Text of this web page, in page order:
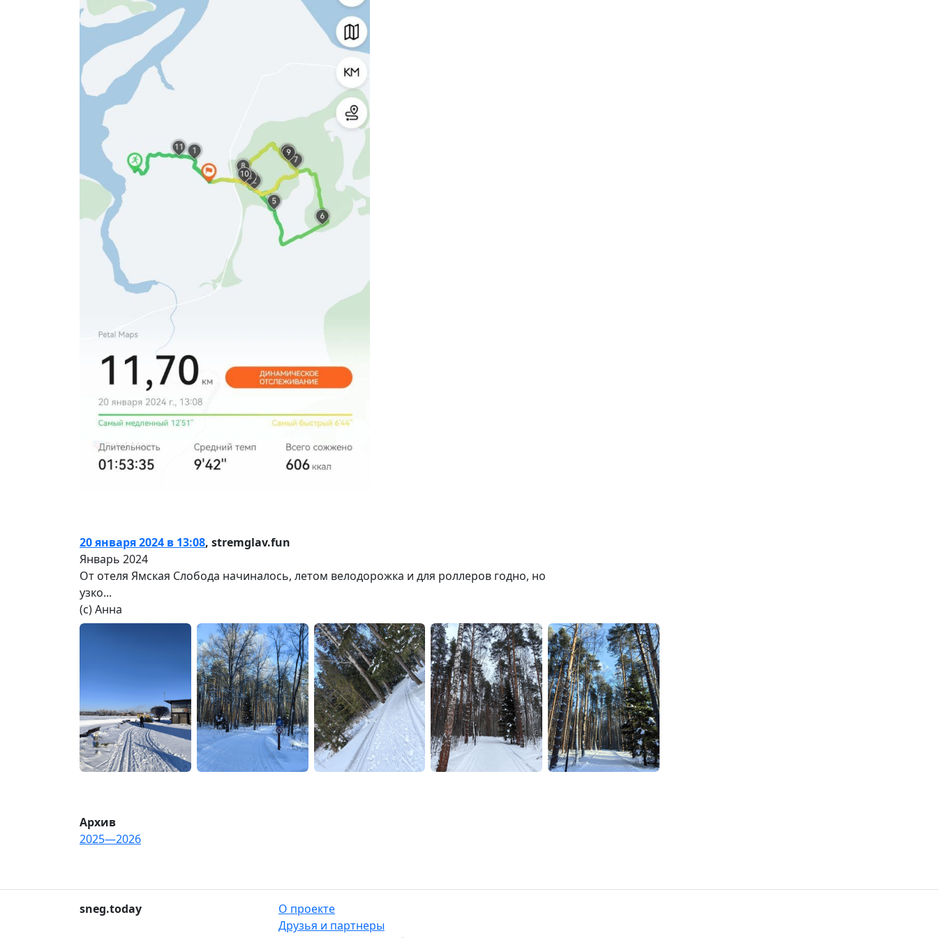
20 января 2024 в 13:08, stremglav.fun
Январь 2024
От отеля Ямская Слобода начиналось, летом велодорожка и для роллеров годно, но
узко...
(с) Анна
Архив
2025—2026
sneg.today
О проекте
Друзья и партнеры